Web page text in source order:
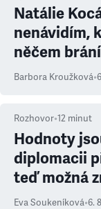
Natálie
nenávidím,
něčem brání
Barbora Kroužková•
Rozhovor•12 minut
Hodnoty
diplomacii
teď možná
Eva Soukeníková•6.